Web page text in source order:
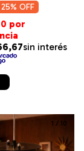
25% OFF
1 / 10